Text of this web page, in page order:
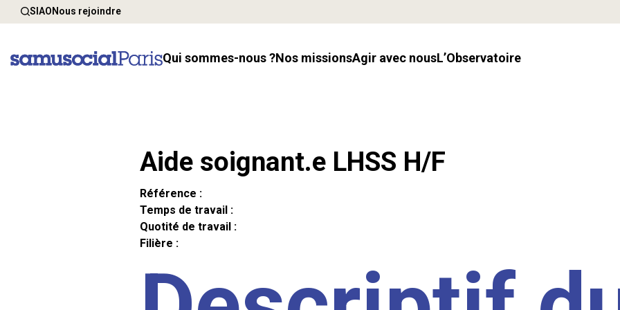
SIAONous rejoindre
Qui sommes-nous ? Nos missions Agir avec nous l’Observatoire
Aide soignant.e LHSS H/F
Référence :
Temps de travail :
Quotité de travail :
Filière :